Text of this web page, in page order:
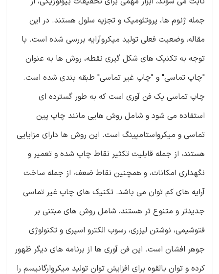
جمله ژنوم ها، پروتئومیک و تجزیه سلول هستند. در این
مقاله، وضعیت فعلی تولید میکروآرایه بررسی شده است. با
توجه به تکنیک های شکل گیری نقطه، روش ها به عنوان
"چاپ تماسی" و "چاپ غیر تماسی" طبقه بندی شده است.
چاپ تماسی یک فن آوری است که به طور گسترده ای
استفاده می شود و شامل روش هایی مانند چاپ پین
تماسی و میکرواستامپینگ است. این روش ها دارای مزایایی
هستند، از جمله قابلیت تکثیر نقاط چاپ شده و تعمیر و
نگهداری امکانات، و همچنین نقاط ضعف، از جمله ساخت
آرایه های کم توان می باشد. تکنیک های چاپ غیر تماسی
جدیدتر و متنوع تر هستند، شامل روش های مبتنی بر
فتوشیمی، نوشتن لیزری، رسوب الکترو اسپری و تکنولوژی
جوهر افشان است. این فن آوری ها از برنامه های دیگر ظهور
کرده و توان بالقوه برای افزایش توان تولید میکروارگانیسم را